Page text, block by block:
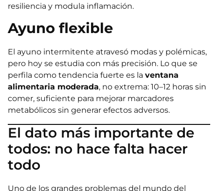
resiliencia y modula inflamación.
Ayuno flexible
El ayuno intermitente atravesó modas y polémicas,
pero hoy se estudia con más precisión. Lo que se
perfila como tendencia fuerte es la ventana
alimentaria moderada, no extrema: 10–12 horas sin
comer, suficiente para mejorar marcadores
metabólicos sin generar efectos adversos.
El dato más importante de
todos: no hace falta hacer
todo
Uno de los grandes problemas del mundo del